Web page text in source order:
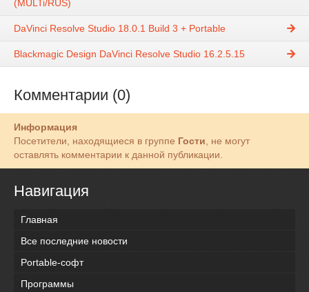
(MULTi/RUS)
DaVinci Resolve Studio 18.0.1 Build 3 + Portable
Blackmagic Design DaVinci Resolve Studio 16.2.5.15
Комментарии (0)
Информация
Посетители, находящиеся в группе Гости , не могут
оставлять комментарии к данной публикации.
Навигация
Главная
Все последние новости
Portable-софт
Программы